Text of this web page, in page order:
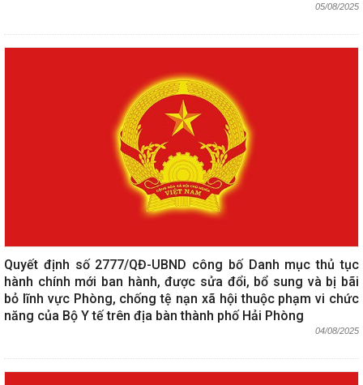
05/08/2025
Quyết định số 2777/QĐ-UBND công bố Danh mục thủ tục
hành chính mới ban hành, được sửa đổi, bổ sung và bị bãi
bỏ lĩnh vực Phòng, chống tệ nạn xã hội thuộc phạm vi chức
năng của Bộ Y tế trên địa bàn thành phố Hải Phòng
04/08/2025